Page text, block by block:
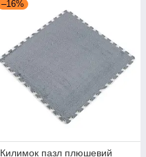
–16%
Килимок пазл плюшевий